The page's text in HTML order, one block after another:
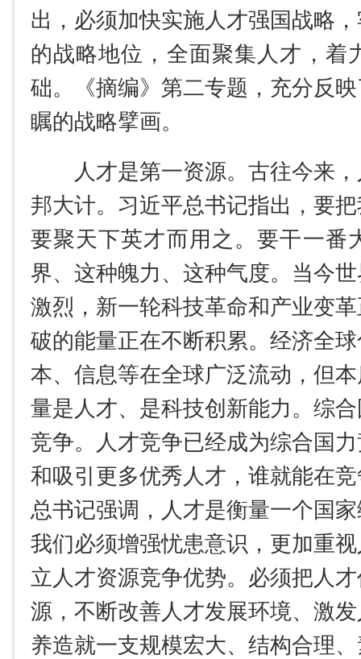
出，必须加快实施人才强国战略
的战略地位，全面聚集人才，着
础。《摘编》第二专题，充分反
瞩的战略擘画。
人才是第一资源。古往今来，
邦大计。习近平总书记指出，要
要聚天下英才而用之。要干一番
界、这种魄力、这种气度。当今
激烈，新一轮科技革命和产业变
破的能量正在不断积累。经济全
本、信息等在全球广泛流动，但
量是人才、是科技创新能力。综
竞争。人才竞争已经成为综合国
和吸引更多优秀人才，谁就能在
总书记强调，人才是衡量一个国
我们必须增强忧患意识，更加重
立人才资源竞争优势。必须把人
源，不断改善人才发展环境、激
养造就一支规模宏大、结构合理